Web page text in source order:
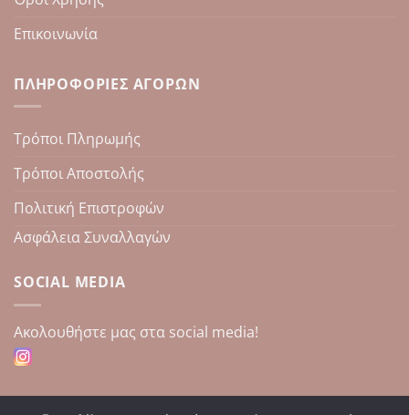
Επικοινωνία
ΠΛΗΡΟΦΟΡΊΕΣ ΑΓΟΡΏΝ
Τρόποι Πληρωμής
Τρόποι Αποστολής
Πολιτική Επιστροφών
Ασφάλεια Συναλλαγών
SOCIAL MEDIA
Aκολουθήστε μας στα social media!